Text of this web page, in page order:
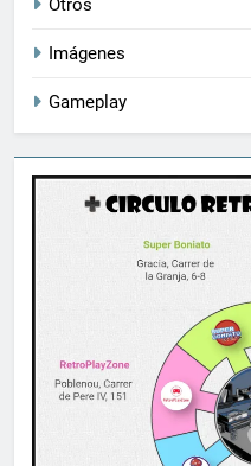
Otros
Imágenes
Gameplay